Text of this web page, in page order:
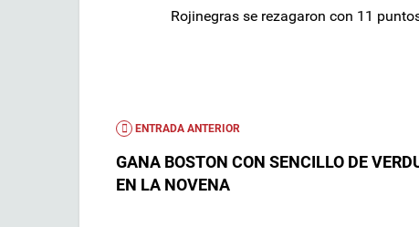
Rojinegras se rezagaron con 11
ENTRADA ANTERIOR
GANA BOSTON CON SENCILLO DE
EN LA NOVENA